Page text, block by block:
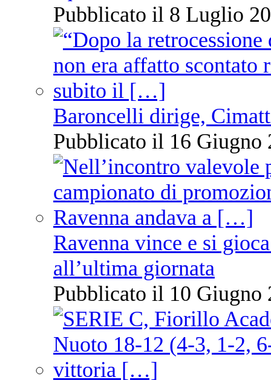
Pubblicato il 8 Luglio
Baroncelli dirige,
Pubblicato il 16 Giugno
Ravenna vince e si
all’ultima giornata
Pubblicato il 10 Giugno